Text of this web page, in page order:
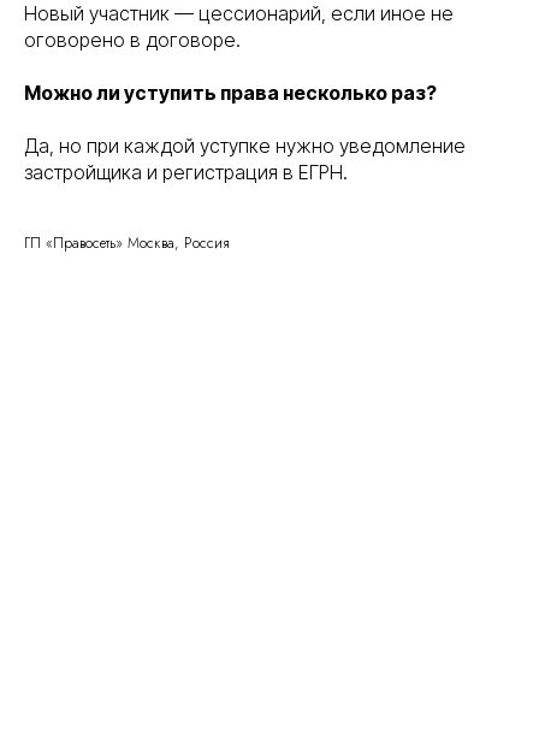
Новый участник — цессионарий, если иное не
оговорено в договоре.
Можно ли уступить права несколько раз?
Да, но при каждой уступке нужно уведомление
застройщика и регистрация в ЕГРН.
ГП «Правосеть» Москва, Россия